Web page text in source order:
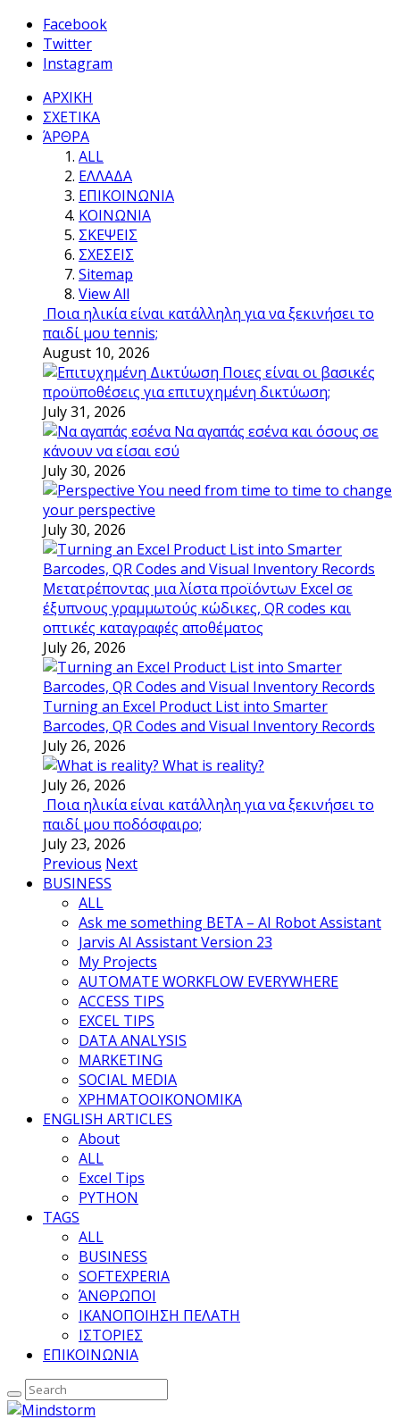
Facebook
Twitter
Instagram
ΑΡΧΙΚΗ
ΣΧΕΤΙΚΑ
ΆΡΘΡΑ
ALL
ΕΛΛΑΔΑ
ΕΠΙΚΟΙΝΩΝΙΑ
ΚΟΙΝΩΝΙΑ
ΣΚΕΨΕΙΣ
ΣΧΕΣΕΙΣ
Sitemap
View All
Ποια ηλικία είναι κατάλληλη για να ξεκινήσει το
παιδί μου tennis;
August 10, 2026
Ποιες είναι οι βασικές
προϋποθέσεις για επιτυχημένη δικτύωση;
July 31, 2026
Να αγαπάς εσένα και όσους σε
κάνουν να είσαι εσύ
July 30, 2026
You need from time to time to change
your perspective
July 30, 2026
Μετατρέποντας μια λίστα προϊόντων Excel σε
έξυπνους γραμμωτούς κώδικες, QR codes και
οπτικές καταγραφές αποθέματος
July 26, 2026
Turning an Excel Product List into Smarter
Barcodes, QR Codes and Visual Inventory Records
July 26, 2026
What is reality?
July 26, 2026
Ποια ηλικία είναι κατάλληλη για να ξεκινήσει το
παιδί μου ποδόσφαιρο;
July 23, 2026
Previous Next
BUSINESS
ALL
Ask me something BETA – AI Robot Assistant
Jarvis AI Assistant Version 23
My Projects
AUTOMATE WORKFLOW EVERYWHERE
ACCESS TIPS
EXCEL TIPS
DATA ANALYSIS
MARKETING
SOCIAL MEDIA
ΧΡΗΜΑΤΟΟΙΚΟΝΟΜΙΚΑ
ENGLISH ARTICLES
About
ALL
Excel Tips
PYTHON
TAGS
ALL
BUSINESS
SOFTEXPERIA
ΆΝΘΡΩΠΟΙ
ΙΚΑΝΟΠΟΙΗΣΗ ΠΕΛΑΤΗ
ΙΣΤΟΡΙΕΣ
ΕΠΙΚΟΙΝΩΝΙΑ